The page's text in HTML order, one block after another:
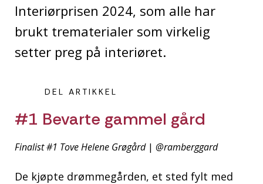
Interiørprisen 2024, som alle har
brukt trematerialer som virkelig
setter preg på interiøret.
DEL ARTIKKEL
#1 Bevarte gammel gård
Finalist #1 Tove Helene Grøgård| @ramberggard
De kjøpte drømmegården, et sted fylt med